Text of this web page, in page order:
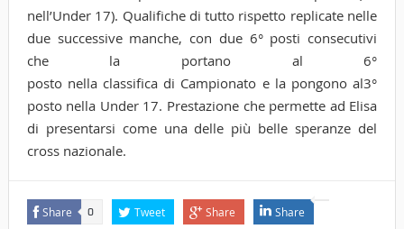
nell’Under 17). Qualifiche di tutto rispetto replicate nelle
due successive manche, con due 6° posti consecutivi
che la portano al 6°
posto nella classifica di Campionato e la pongono al3°
posto nella Under 17. Prestazione che permette ad Elisa
di presentarsi come una delle più belle speranze del
cross nazionale.
Share 0 Tweet Share Share